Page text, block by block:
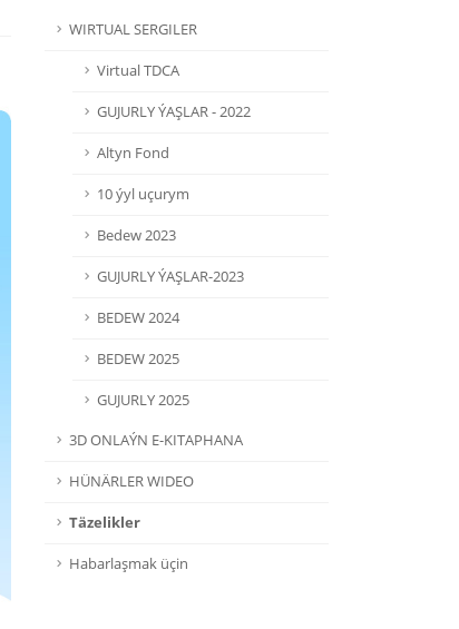
WIRTUAL SERGILER
Virtual TDCA
GUJURLY ÝAŞLAR - 2022
Altyn Fond
10 ýyl uçurym
Bedew 2023
GUJURLY ÝAŞLAR-2023
BEDEW 2024
BEDEW 2025
GUJURLY 2025
3D ONLAÝN E-KITAPHANA
HÜNÄRLER WIDEO
Täzelikler
Habarlaşmak üçin